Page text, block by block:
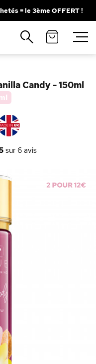
= le 3ème OFFERT !
Candy - 150ml
sur 6avis
Fermer
Brumes
Rouge à Lèvres